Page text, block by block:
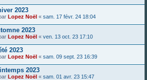
2023
Lopez Noël « sam. 17 févr. 24 18:04
2023
Lopez Noël « ven. 13 oct. 23 17:10
2023
Lopez Noël « sam. 09 sept. 23 16:39
2023
Lopez Noël « sam. 01 avr. 23 15:47